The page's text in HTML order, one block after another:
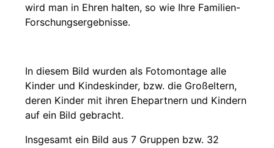
wird man in Ehren halten, so wie Ihre Familien-
Forschungsergebnisse.
In diesem Bild wurden als Fotomontage alle
Kinder und Kindeskinder, bzw. die Großeltern,
deren Kinder mit ihren Ehepartnern und Kindern
auf ein Bild gebracht.
Insgesamt ein Bild aus 7 Gruppen bzw. 32